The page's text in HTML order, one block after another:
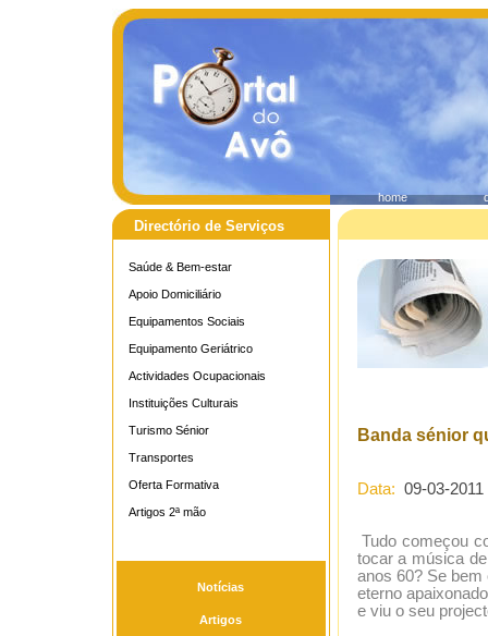
home
Directório de Serviços
Saúde & Bem-estar
Apoio Domiciliário
Equipamentos Sociais
Equipamento Geriátrico
Actividades Ocupacionais
Instituições Culturais
Turismo Sénior
Transportes
Oferta Formativa
Artigos 2ª mão
Notícias
Artigos
Banda sénior
Data: 09-03-2011
Tudo começou
tocar a música
anos 60? Se bem
eterno
e viu o seu